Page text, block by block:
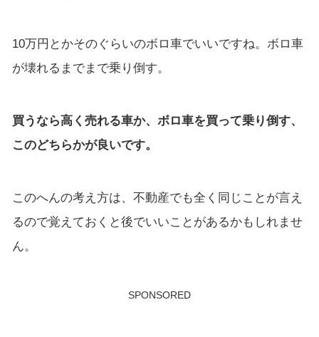
10万円とかそのぐらいのボロ車でいいですね。ボロ車
が壊れるまでまで乗り倒す。
買うなら高く売れる車か、ボロ車を買って乗り倒す、
このどちらかが良いです。
このへんの考え方は、不動産でも全く同じことが言え
るので覚えておくと後でいいことがあるかもしれませ
ん。
SPONSORED